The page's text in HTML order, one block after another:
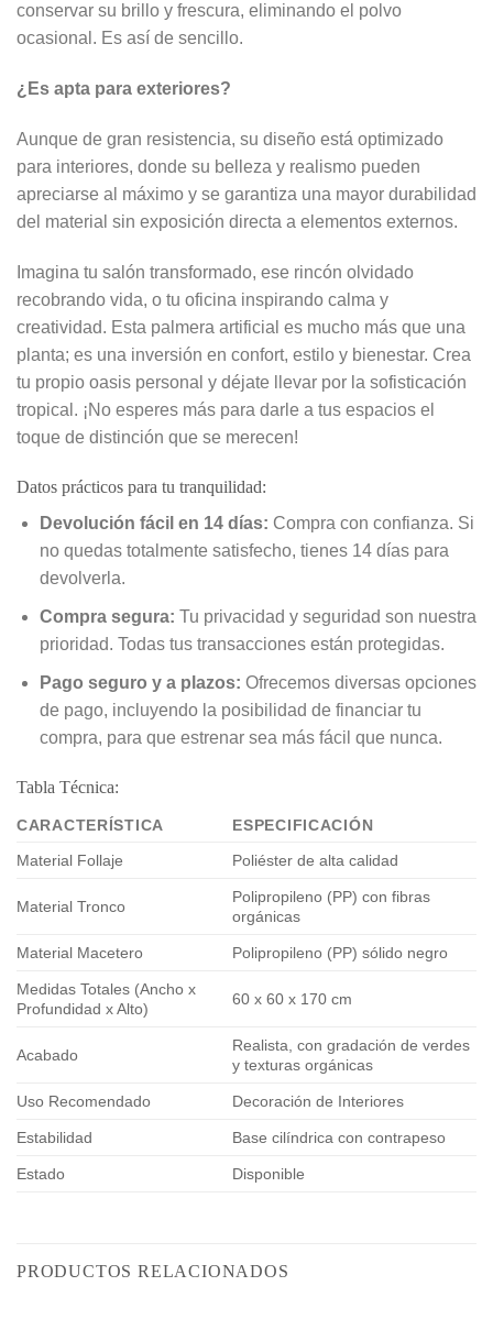
conservar su brillo y frescura, eliminando el polvo
ocasional. Es así de sencillo.
¿Es apta para exteriores?
Aunque de gran resistencia, su diseño está optimizado
para interiores, donde su belleza y realismo pueden
apreciarse al máximo y se garantiza una mayor durabilidad
del material sin exposición directa a elementos externos.
Imagina tu salón transformado, ese rincón olvidado
recobrando vida, o tu oficina inspirando calma y
creatividad. Esta palmera artificial es mucho más que una
planta; es una inversión en confort, estilo y bienestar. Crea
tu propio oasis personal y déjate llevar por la sofisticación
tropical. ¡No esperes más para darle a tus espacios el
toque de distinción que se merecen!
Datos prácticos para tu tranquilidad:
Devolución fácil en 14 días: Compra con confianza. Si
no quedas totalmente satisfecho, tienes 14 días para
devolverla.
Compra segura: Tu privacidad y seguridad son nuestra
prioridad. Todas tus transacciones están protegidas.
Pago seguro y a plazos: Ofrecemos diversas opciones
de pago, incluyendo la posibilidad de financiar tu
compra, para que estrenar sea más fácil que nunca.
Tabla Técnica:
CARACTERÍSTICA
ESPECIFICACIÓN
Material Follaje
Poliéster de alta calidad
Material Tronco
Polipropileno (PP) con fibras
orgánicas
Material Macetero Polipropileno (PP) sólido negro
Medidas Totales (Ancho x
Profundidad x Alto)
60 x 60 x 170 cm
Acabado
Realista, con gradación de verdes
y texturas orgánicas
Uso Recomendado Decoración de Interiores
Estabilidad Base cilíndrica con contrapeso
Estado Disponible
PRODUCTOS RELACIONADOS